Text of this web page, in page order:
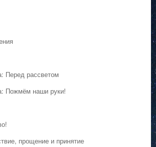
Перед рассветом
Пожмём наши руки!
прощение и принятие